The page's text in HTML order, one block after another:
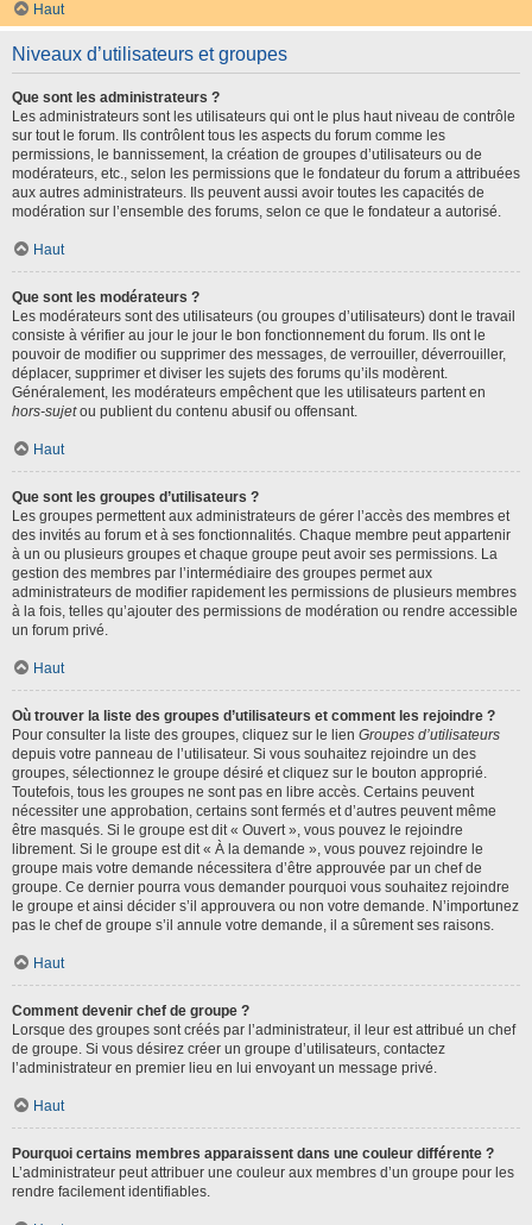
Haut
Niveaux d’utilisateurs et groupes
Que sont les administrateurs ?
Les administrateurs sont les utilisateurs qui ont le plus haut niveau de contrôle
sur tout le forum. Ils contrôlent tous les aspects du forum comme les
permissions, le bannissement, la création de groupes d’utilisateurs ou de
modérateurs, etc., selon les permissions que le fondateur du forum a attribuées
aux autres administrateurs. Ils peuvent aussi avoir toutes les capacités de
modération sur l’ensemble des forums, selon ce que le fondateur a autorisé.
Haut
Que sont les modérateurs ?
Les modérateurs sont des utilisateurs (ou groupes d’utilisateurs) dont le travail
consiste à vérifier au jour le jour le bon fonctionnement du forum. Ils ont le
pouvoir de modifier ou supprimer des messages, de verrouiller, déverrouiller,
déplacer, supprimer et diviser les sujets des forums qu’ils modèrent.
Généralement, les modérateurs empêchent que les utilisateurs partent en
hors-sujetou publient du contenu abusif ou offensant.
Haut
Que sont les groupes d’utilisateurs ?
Les groupes permettent aux administrateurs de gérer l’accès des membres et
des invités au forum et à ses fonctionnalités. Chaque membre peut appartenir
à un ou plusieurs groupes et chaque groupe peut avoir ses permissions. La
gestion des membres par l’intermédiaire des groupes permet aux
administrateurs de modifier rapidement les permissions de plusieurs membres
à la fois, telles qu’ajouter des permissions de modération ou rendre accessible
un forum privé.
Haut
Où trouver la liste des groupes d’utilisateurs et comment les rejoindre ?
Pour consulter la liste des groupes, cliquez sur le lien Groupes d’utilisateurs
depuis votre panneau de l’utilisateur. Si vous souhaitez rejoindre un des
groupes, sélectionnez le groupe désiré et cliquez sur le bouton approprié.
Toutefois, tous les groupes ne sont pas en libre accès. Certains peuvent
nécessiter une approbation, certains sont fermés et d’autres peuvent même
être masqués. Si le groupe est dit « Ouvert », vous pouvez le rejoindre
librement. Si le groupe est dit « À la demande », vous pouvez rejoindre le
groupe mais votre demande nécessitera d’être approuvée par un chef de
groupe. Ce dernier pourra vous demander pourquoi vous souhaitez rejoindre
le groupe et ainsi décider s’il approuvera ou non votre demande. N’importunez
pas le chef de groupe s’il annule votre demande, il a sûrement ses raisons.
Haut
Comment devenir chef de groupe ?
Lorsque des groupes sont créés par l’administrateur, il leur est attribué un chef
de groupe. Si vous désirez créer un groupe d’utilisateurs, contactez
l’administrateur en premier lieu en lui envoyant un message privé.
Haut
Pourquoi certains membres apparaissent dans une couleur différente ?
L’administrateur peut attribuer une couleur aux membres d’un groupe pour les
rendre facilement identifiables.